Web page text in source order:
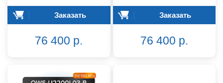
Заказать
76 400 р.
Заказать
76 400 р.